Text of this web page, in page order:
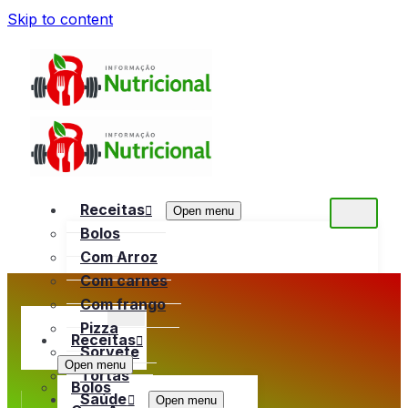
Skip to content
Receitas Open menu
Bolos
Com Arroz
Com carnes
Com frango
Pizza
Sorvete
Tortas
Saúde
Open menu
Receitas
Open menu
Bolos